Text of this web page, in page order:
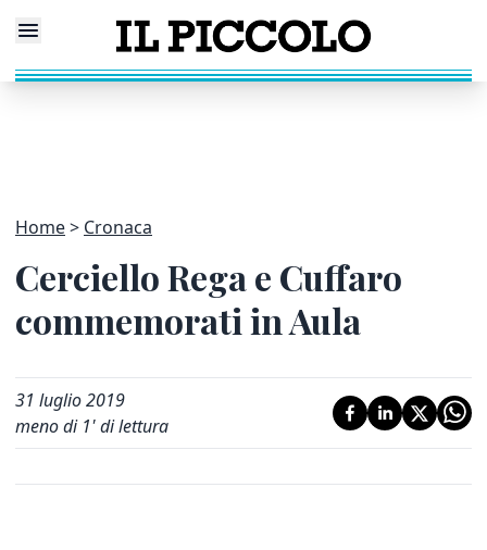
Home Cronaca
Cerciello Rega e Cuffaro
commemorati in Aula
31 luglio 2019
meno di 1' di lettura